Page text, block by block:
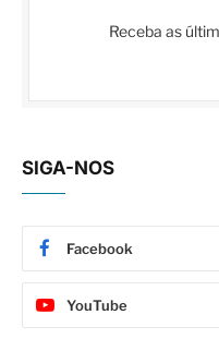
Receba as
SIGA-NOS
Facebook
YouTube